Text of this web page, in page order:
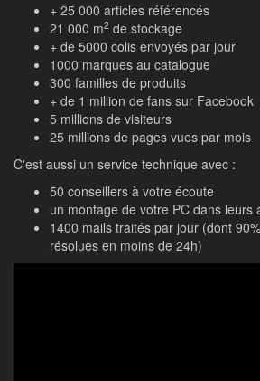
+ 25 000 articles référencés
21 000 m2 de stockage
+ de 5000 colis envoyés par jour
1000 marques au catalogue
300 familles de produits
+ de 1 million de fans sur Facebook
5 millions de visiteurs
25 millions de pages vues par mois
C'est aussi un service technique avec :
50 conseillers à votre écoute
un montage de votre PC dans leurs
1400 mails traités par jour (dont
résolues en moins de 24h)